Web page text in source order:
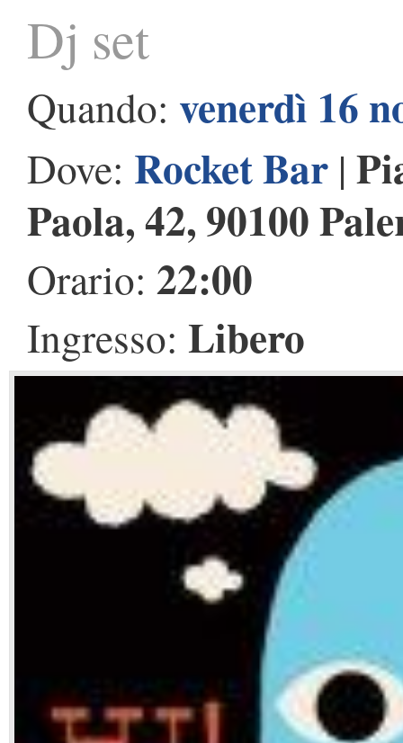
Dj set
Quando: venerdì 16
Dove: Rocket Bar |
Paola, 42, 90100
Orario: 22:00
Ingresso: Libero